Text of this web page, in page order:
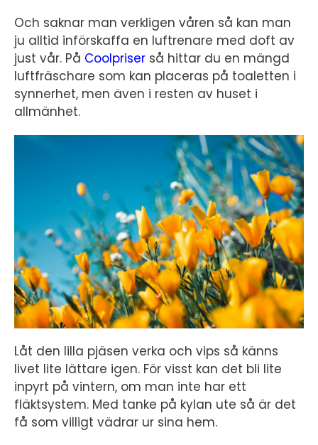
Och saknar man verkligen våren så kan man
ju alltid införskaffa en luftrenare med doft av
just vår. På Coolpriser så hittar du en mängd
luftfräschare som kan placeras på toaletten i
synnerhet, men även i resten av huset i
allmänhet.
Låt den lilla pjäsen verka och vips så känns
livet lite lättare igen. För visst kan det bli lite
inpyrt på vintern, om man inte har ett
fläktsystem. Med tanke på kylan ute så är det
få som villigt vädrar ur sina hem.